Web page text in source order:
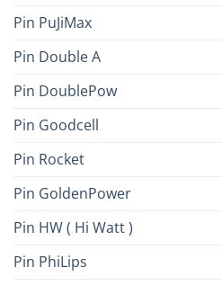
Pin PuJiMax
Pin Double A
Pin DoublePow
Pin Goodcell
Pin Rocket
Pin GoldenPower
Pin HW ( Hi Watt )
Pin PhiLips